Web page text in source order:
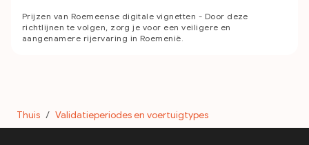
Prijzen van Roemeense digitale vignetten - Door deze
richtlijnen te volgen, zorg je voor een veiligere en
aangenamere rijervaring in Roemenië.
Thuis / Validatieperiodes en voertuigtypes